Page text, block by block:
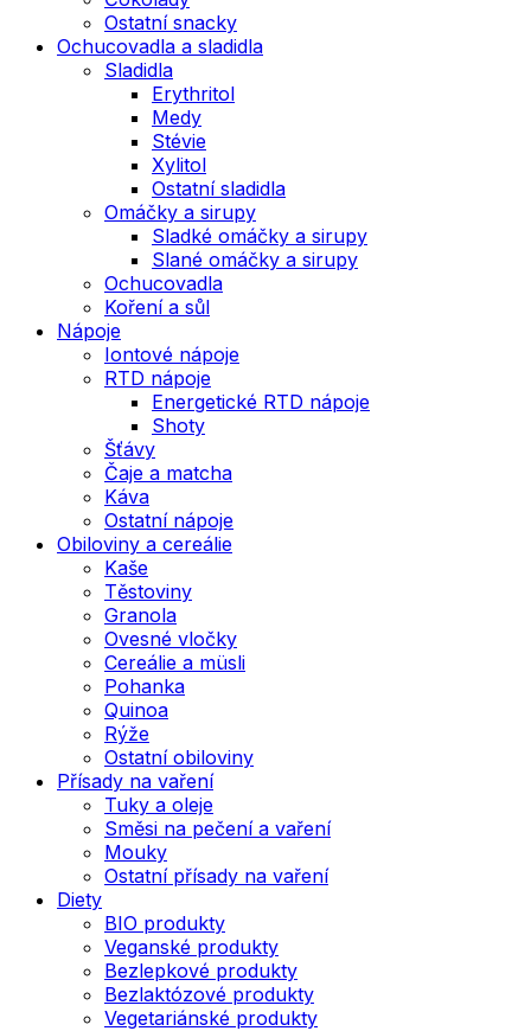
Ostatní snacky
Ochucovadla a sladidla
Sladidla
Erythritol
Medy
Stévie
Xylitol
Ostatní sladidla
Omáčky a sirupy
Sladké omáčky a sirupy
Slané omáčky a sirupy
Ochucovadla
Koření a sůl
Nápoje
Iontové nápoje
RTD nápoje
Energetické RTD nápoje
Shoty
Šťávy
Čaje a matcha
Káva
Ostatní nápoje
Obiloviny a cereálie
Kaše
Těstoviny
Granola
Ovesné vločky
Cereálie a müsli
Pohanka
Quinoa
Rýže
Ostatní obiloviny
Přísady na vaření
Tuky a oleje
Směsi na pečení a vaření
Mouky
Ostatní přísady na vaření
Diety
BIO produkty
Veganské produkty
Bezlepkové produkty
Bezlaktózové produkty
Vegetariánské produkty